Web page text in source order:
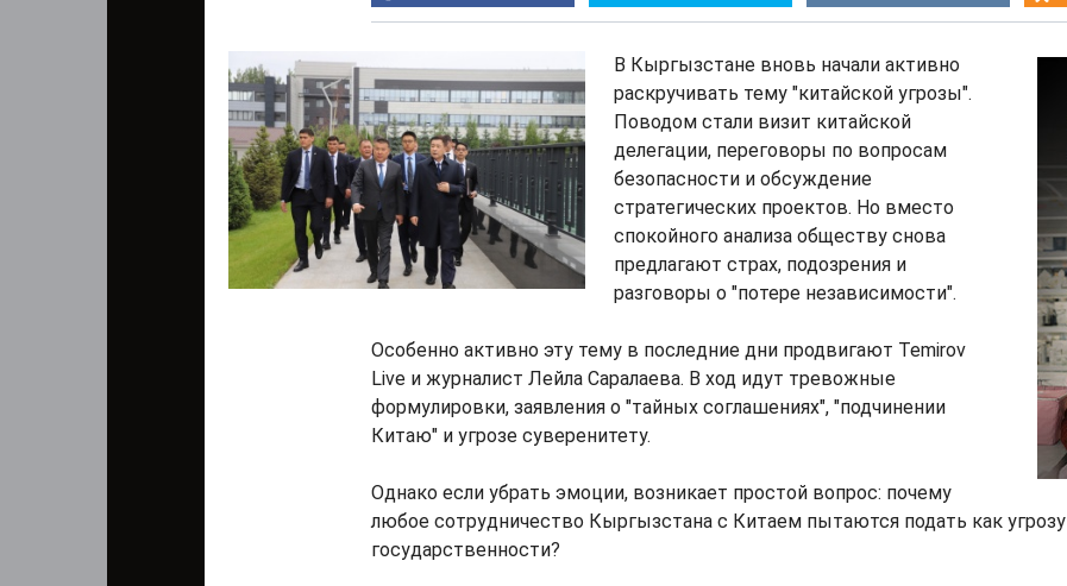
В Кыргызстане вновь начали активно
раскручивать тему "китайской угрозы".
Поводом стали визит китайской
делегации, переговоры по вопросам
безопасности и обсуждение
стратегических проектов. Но вместо
спокойного анализа обществу снова
предлагают страх, подозрения и
разговоры о "потере независимости".
Особенно активно эту тему в последние дни продвигают Temirov
Live и журналист Лейла Саралаева. В ход идут тревожные
формулировки, заявления о "тайных соглашениях", "подчинении
Китаю" и угрозе суверенитету.
Однако если убрать эмоции, возникает простой вопрос: почему
любое сотрудничество Кыргызстана с Китаем пытаются подать как угрозу
государственности?